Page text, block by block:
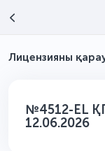
Лицензияны
№4512-EL
12.06.2026